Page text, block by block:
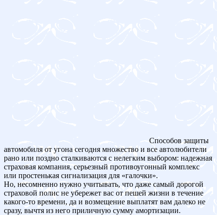
Способов защиты
автомобиля от угона сегодня множество и все автолюбители
рано или поздно сталкиваются с нелегким выбором: надежная
страховая компания, серьезный противоугонный комплекс
или простенькая сигнализация для «галочки».
Но, несомненно нужно учитывать, что даже самый дорогой
страховой полис не убережет вас от пешей жизни в течение
какого-то времени, да и возмещение выплатят вам далеко не
сразу, вычтя из него приличную сумму амортизации.